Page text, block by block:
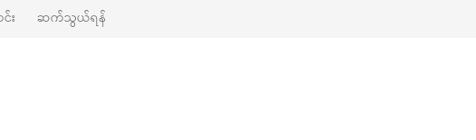
း ဆက်သွယ်ရန်